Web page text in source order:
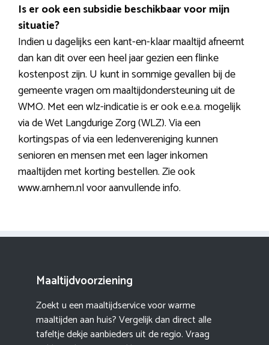
Is er ook een subsidie beschikbaar voor mijn
situatie?
Indien u dagelijks een kant-en-klaar maaltijd afneemt
dan kan dit over een heel jaar gezien een flinke
kostenpost zijn. U kunt in sommige gevallen bij de
gemeente vragen om maaltijdondersteuning uit de
WMO. Met een wlz-indicatie is er ook e.e.a. mogelijk
via de Wet Langdurige Zorg (WLZ). Via een
kortingspas of via een ledenvereniging kunnen
senioren en mensen met een lager inkomen
maaltijden met korting bestellen. Zie ook
www.arnhem.nl voor aanvullende info.
Maaltijdvoorziening
Zoekt u een maaltijdservice voor warme
maaltijden aan huis? Vergelijk dan direct alle
tafeltje dekje aanbieders uit de regio. Vraag